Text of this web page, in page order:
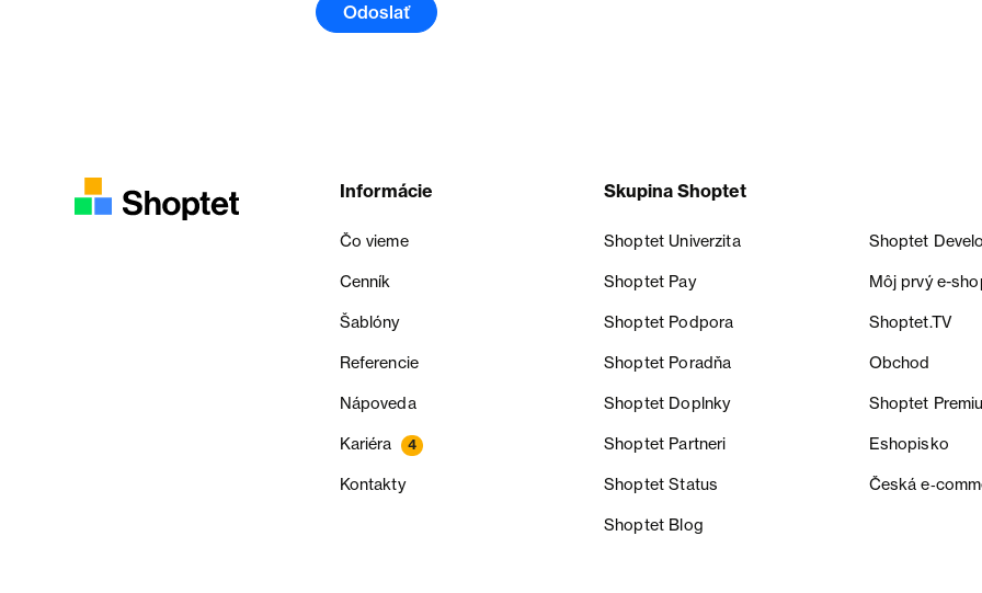
Odoslať
Informácie
Čo vieme
Cenník
Šablóny
Referencie
Nápoveda
Kariéra 4
Kontakty
Skupina Shoptet
Shoptet Univerzita Shoptet
Shoptet Pay Môj prvý e-
Shoptet Podpora Shoptet.TV
Shoptet Poradňa Obchod
Shoptet Doplnky Shoptet
Shoptet Partneri Eshopisko
Shoptet Status Česká
Shoptet Blog